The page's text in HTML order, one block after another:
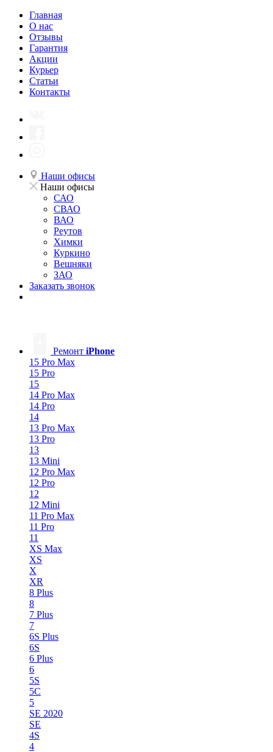
Главная
О нас
Отзывы
Гарантия
Акции
Курьер
Статьи
Контакты
Наши офисы
Наши офисы
САО
СВАО
ВАО
Реутов
Химки
Куркино
Вешняки
ЗАО
Заказать звонок
Ремонт iPhone
15 Pro Max
15 Pro
15
14 Pro Max
14 Pro
14
13 Pro Max
13 Pro
13
13 Mini
12 Pro Max
12 Pro
12
12 Mini
11 Pro Max
11 Pro
11
XS Max
XS
X
XR
8 Plus
8
7 Plus
7
6S Plus
6S
6 Plus
6
5S
5C
5
SE 2020
SE
4S
4